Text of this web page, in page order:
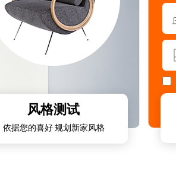
风格测试
依据您的喜好 规划新家风格